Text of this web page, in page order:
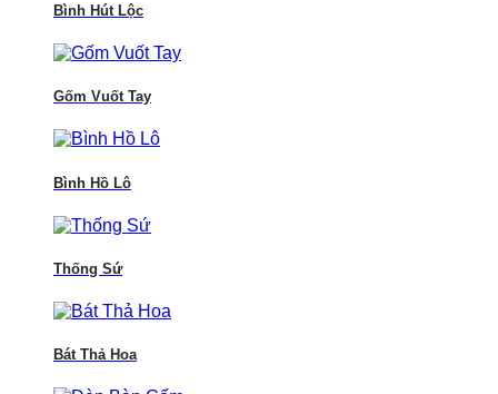
Bình Hút Lộc
Gốm Vuốt Tay
Bình Hồ Lô
Thống Sứ
Bát Thả Hoa